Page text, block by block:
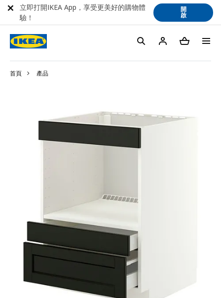
首頁 產品
立即打開IKEA App，享受更美好的購物體
驗！
開
啟